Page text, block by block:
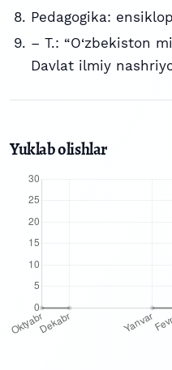
Pedagogika:
– T.: “O‘zbekiston
Davlat ilmiy
Yuklab olishlar